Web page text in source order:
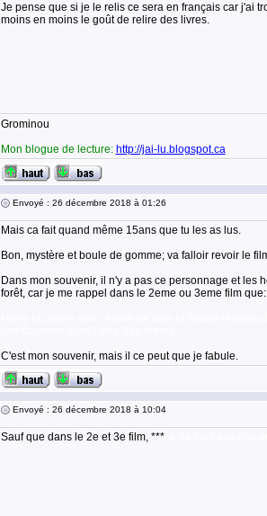
Je pense que si je le relis ce sera en français car j'ai
moins en moins le goût de relire des livres.
Grominou
Mon blogue de lecture: http://jai-lu.blogspot.ca
Envoyé : 26 décembre 2018 à 01:26
Mais ca fait quand même 15ans que tu les as lus.
Bon, mystère et boule de gomme; va falloir revoir le
Dans mon souvenir, il n'y a pas ce personnage et les
forêt, car je me rappel dans le 2eme ou 3eme film que:
C'est mon souvenir, mais il ce peut que je fabule.
Envoyé : 26 décembre 2018 à 10:04
Sauf que dans le 2e et 3e film, ***ce ne sont pas des